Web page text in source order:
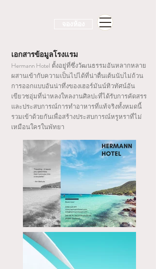
เอกสารข้อมูลโรงแรม
Hermann Hotel ตั้งอยู่ที่ซึ่งวัฒนธรรมอันหลากหลาย
ผสานเข้ากับความเป็นไปได้ที่น่าตื่นเต้นนับไม่ถ้วน
การออกแบบอันน่าทึ่งของเฮอร์มันน์ทิวทัศน์อัน
เขียวชอุ่มที่น่าหลงใหลงานศิลปะที่ได้รับการคัดสรร
และประสบการณ์การทำอาหารที่แท้จริงทั้งหมดนี้
รวมเข้าด้วยกันเพื่อสร้างประสบการณ์หรูหราที่ไม่
เหมือนใครในพัทยา